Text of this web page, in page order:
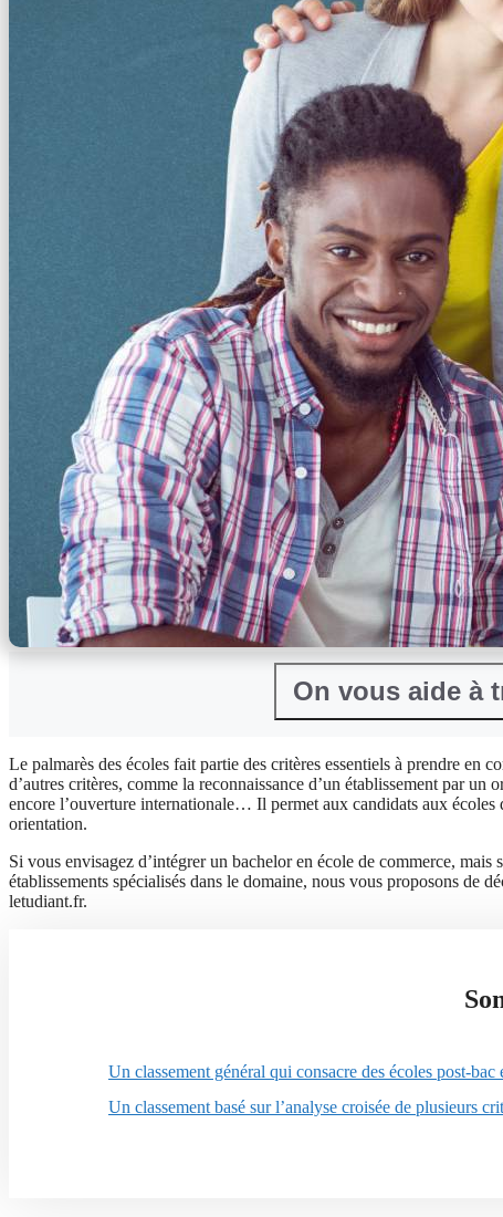
Le palmarès des écoles fait partie des critères essentiels à prendre en
d’autres critères, comme la reconnaissance d’un établissement par
encore l’ouverture internationale… Il permet aux candidats aux écoles
orientation.
Si vous envisagez d’intégrer un bachelor en école de commerce,
établissements spécialisés dans le domaine, nous vous proposons de
letudiant.fr.
Un classement général qui consacre des écoles post-bac
Un classement basé sur l’analyse croisée de plusieurs